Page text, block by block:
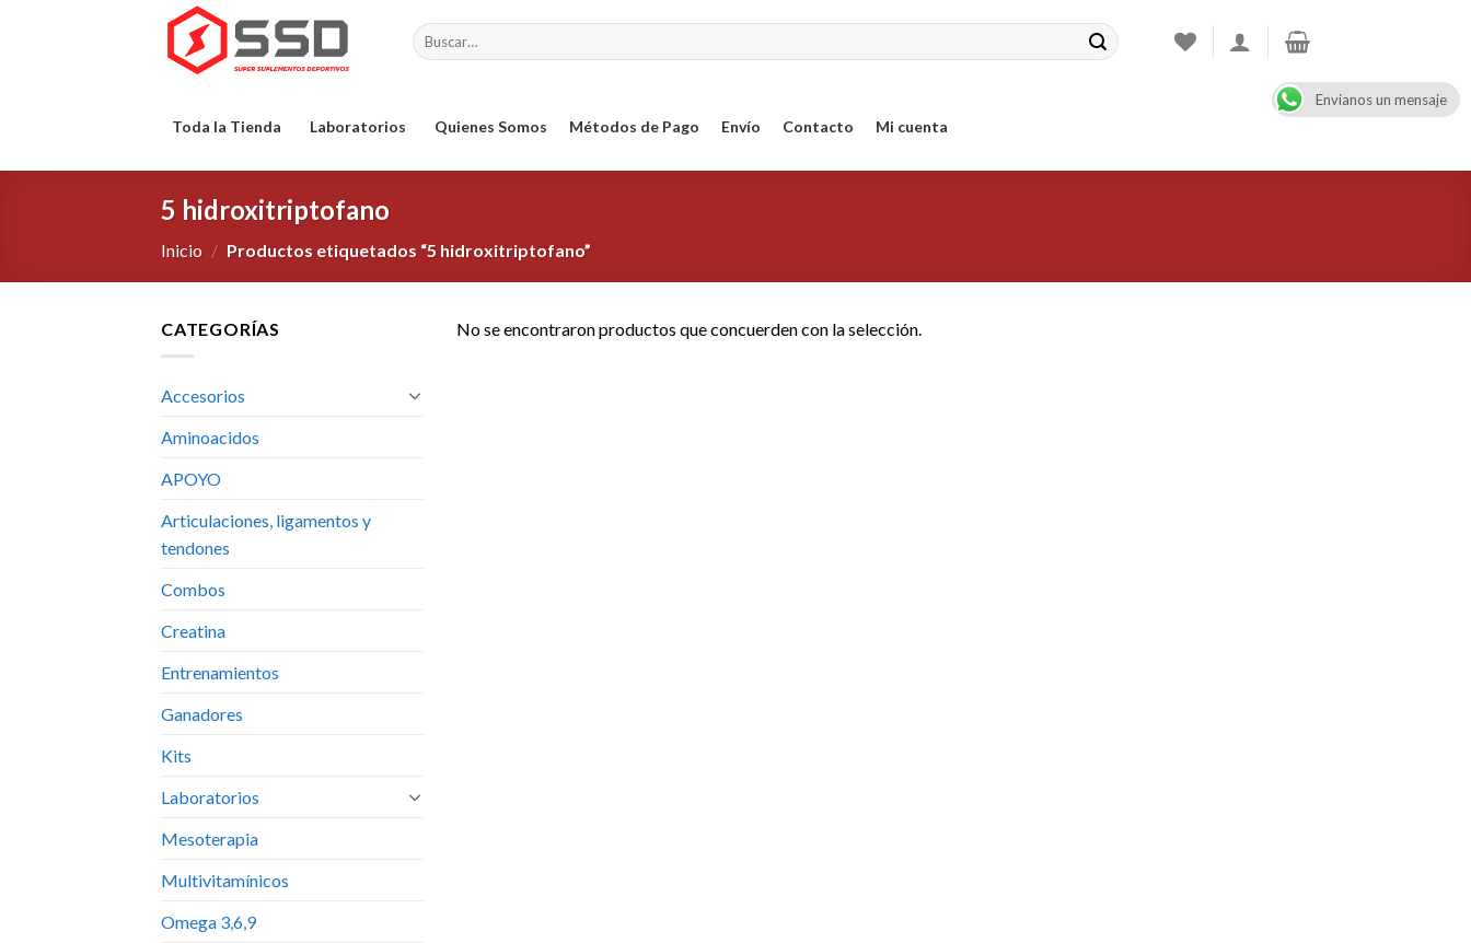
Buscar
por:
Toda la Tienda Laboratorios Quienes Somos Métodos de Pago Envío Contacto Mi cuenta
5 hidroxitriptofano
Inicio / Productos etiquetados “5 hidroxitriptofano”
CATEGORÍAS
Accesorios
Aminoacidos
APOYO
Articulaciones, ligamentos y
tendones
Combos
Creatina
Entrenamientos
Ganadores
Kits
Laboratorios
Mesoterapia
Multivitamínicos
Omega 3,6,9
No se encontraron productos que concuerden con la selección.
Envianos un mensaje